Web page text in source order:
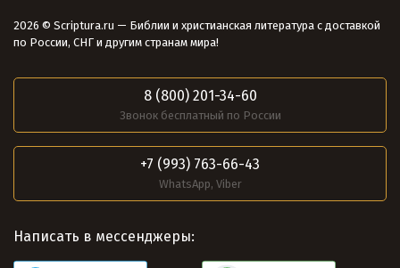
2026 © Scriptura.ru — Библии и христианская литература с доставкой
по России, СНГ и другим странам мира!
8 (800) 201-34-60
Звонок бесплатный по России
+7 (993) 763-66-43
WhatsApp, Viber
Написать в мессенджеры: